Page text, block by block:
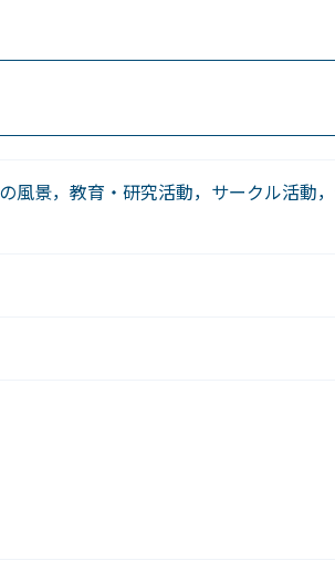
景，教育・研究活動，サークル活動